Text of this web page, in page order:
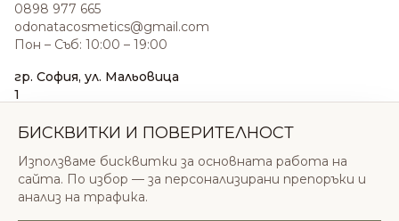
0898 977 665
odonatacosmetics@gmail.com
Пон – Съб: 10:00 – 19:00
гр. София, ул. Мальовица
1
sales@odonatacosmetics.com
Нед: 11:00 – 18:00
БИСКВИТКИ И ПОВЕРИТЕЛНОСТ
Използваме бисквитки за основната работа на
сайта. По избор — за персонализирани препоръки и
анализ на трафика.